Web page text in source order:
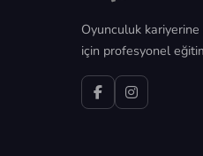
Oyunculuk
için profesyonel